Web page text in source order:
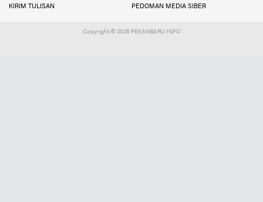
KIRIM TULISAN PEDOMAN MEDIA SIBER
Copyright © 2026 PEKANBARU INFO